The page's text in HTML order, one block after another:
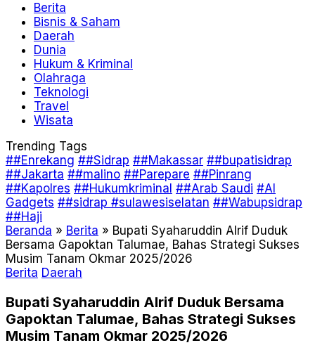
Berita
Bisnis & Saham
Daerah
Dunia
Hukum & Kriminal
Olahraga
Teknologi
Travel
Wisata
Trending Tags
##Enrekang ##Sidrap ##Makassar ##bupatisidrap
##Jakarta ##malino ##Parepare ##Pinrang
##Kapolres ##Hukumkriminal ##Arab Saudi #AI
Gadgets ##sidrap #sulawesiselatan ##Wabupsidrap
##Haji
Beranda » Berita » Bupati Syaharuddin Alrif Duduk
Bersama Gapoktan Talumae, Bahas Strategi Sukses
Musim Tanam Okmar 2025/2026
Berita Daerah
Bupati Syaharuddin Alrif Duduk Bersama
Gapoktan Talumae, Bahas Strategi Sukses
Musim Tanam Okmar 2025/2026